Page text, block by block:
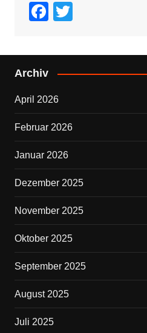
F
c
e
o
o
k
tt
er
Archiv
April 2026
Februar 2026
Januar 2026
Dezember 2025
November 2025
Oktober 2025
September 2025
August 2025
Juli 2025